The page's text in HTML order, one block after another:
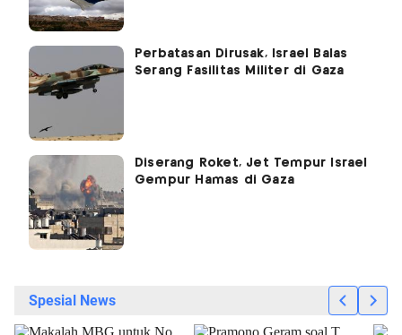
Perbatasan Dirusak, Israel Balas
Serang Fasilitas Militer di Gaza
Diserang Roket, Jet Tempur Israel
Gempur Hamas di Gaza